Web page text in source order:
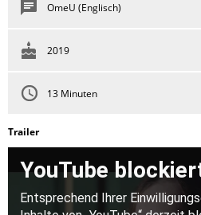
OmeU (Englisch)
2019
13 Minuten
Trailer